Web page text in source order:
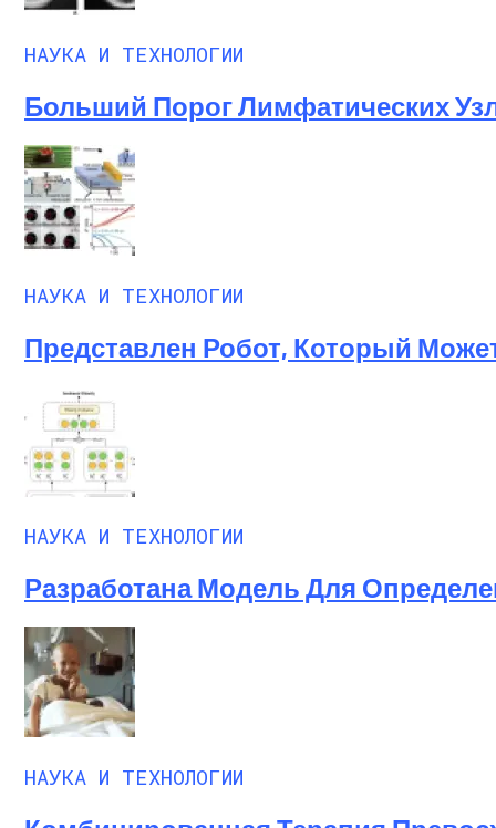
НАУКА И ТЕХНОЛОГИИ
Больший Порог Лимфатических
НАУКА И ТЕХНОЛОГИИ
Представлен Робот, Который
НАУКА И ТЕХНОЛОГИИ
Разработана Модель Для
НАУКА И ТЕХНОЛОГИИ